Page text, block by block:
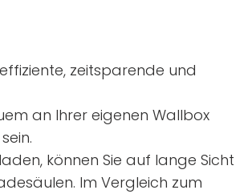
zeitsparende und
an Ihrer eigenen Wallbox
können Sie auf lange Sicht
Im Vergleich zum